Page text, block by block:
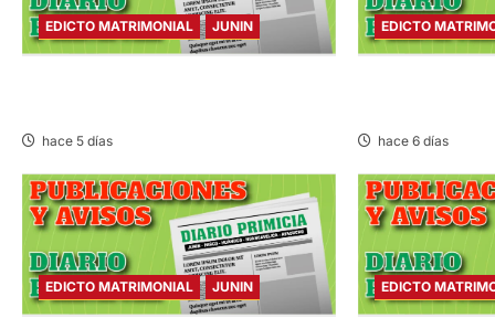
e
t
r
a
d
EDICTO MATRIMONIAL JUNIN
hace 5 días
EDICTO
hace 6 días
EDICTO MATRIMONIAL JUNIN EDICTO